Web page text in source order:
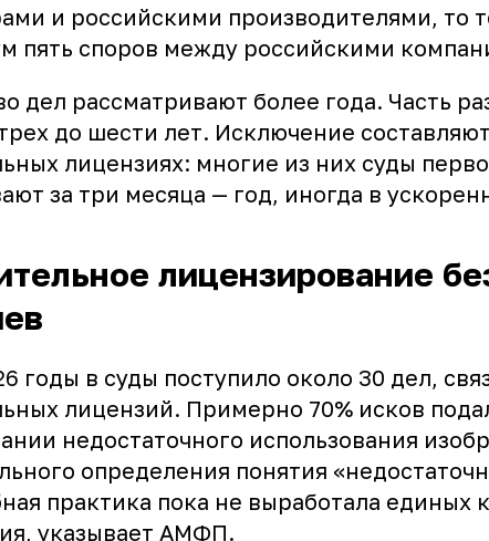
и российскими производителями, то
пять споров между российскими
дел рассматривают более года. Часть
до шести лет. Исключение
лицензиях: многие из них суды
за три месяца — год, иногда в
лицензирование
годы в суды поступило около 30 дел,
лицензий. Примерно 70% исков
недостаточного использования
определения понятия
практика пока не выработала единых
указывает АМФП.